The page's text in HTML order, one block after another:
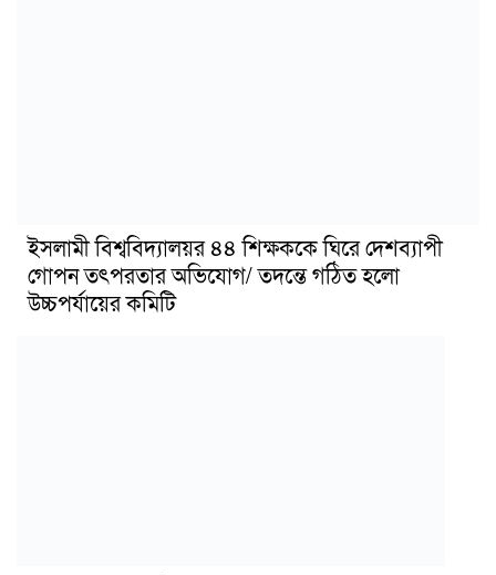
ইসলামী বিশ্ববিদ্যালয়র ৪৪ শিক্ষককে ঘিরে দেশব্যাপী
গোপন তৎপরতার অভিযোগ/ তদন্তে গঠিত হলো
উচ্চপর্যায়ের কমিটি